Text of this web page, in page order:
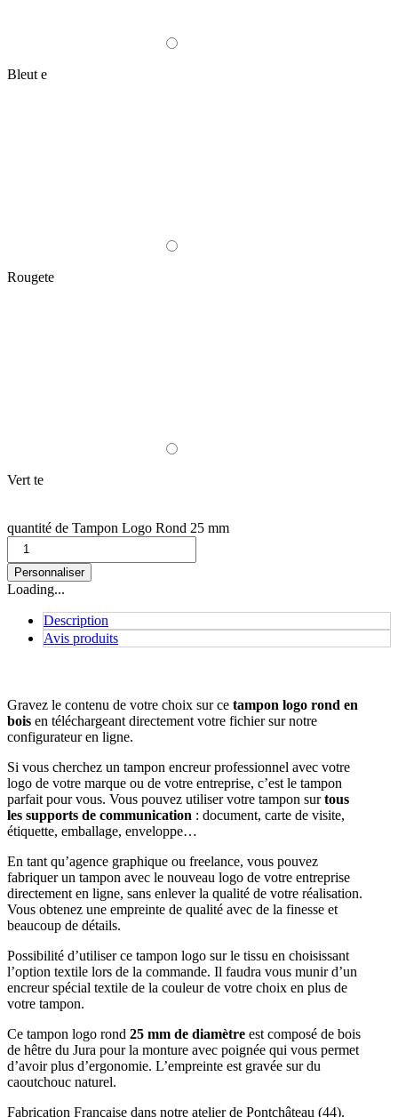
Bleut e
Rougete
Vert te
quantité de Tampon Logo Rond 25 mm
Personnaliser
Loading...
Description
Avis produits
Gravez le contenu de votre choix sur ce tampon logo rond en
bois en téléchargeant directement votre fichier sur notre
configurateur en ligne.
Si vous cherchez un tampon encreur professionnel avec votre
logo de votre marque ou de votre entreprise, c’est le tampon
parfait pour vous. Vous pouvez utiliser votre tampon surtous
les supports de communication : document, carte de visite,
étiquette, emballage, enveloppe…
En tant qu’agence graphique ou freelance, vous pouvez
fabriquer un tampon avec le nouveau logo de votre entreprise
directement en ligne, sans enlever la qualité de votre réalisation.
Vous obtenez une empreinte de qualité avec de la finesse et
beaucoup de détails.
Possibilité d’utiliser ce tampon logo sur le tissu en choisissant
l’option textile lors de la commande. Il faudra vous munir d’un
encreur spécial textile de la couleur de votre choix en plus de
votre tampon.
Ce tampon logo rond 25 mm de diamètre est composé de bois
de hêtre du Jura pour la monture avec poignée qui vous permet
d’avoir plus d’ergonomie. L’empreinte est gravée sur du
caoutchouc naturel.
Fabrication Française dans notre atelier de Pontchâteau (44).